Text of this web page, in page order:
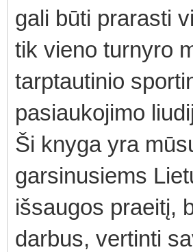
gali būti prarasti
tik vieno turnyro
tarptautinio
pasiaukojimo
Ši knyga yra
garsinusiems
išsaugos praeitį,
darbus, vertinti